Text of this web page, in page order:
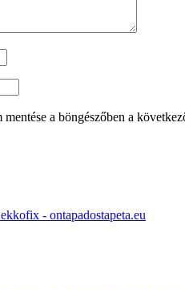
a böngészőben a